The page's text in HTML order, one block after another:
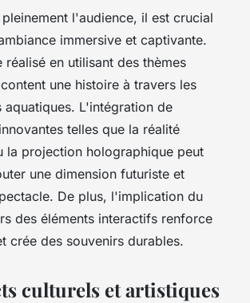
l'audience, il est crucial
immersive et captivante.
réalisé en utilisant des thèmes
une histoire à travers les
aquatiques. L'intégration de
telles que la réalité
la projection holographique peut
une dimension futuriste et
De plus, l'implication du
des éléments interactifs renforce
crée des souvenirs durables.
culturels et artistiques